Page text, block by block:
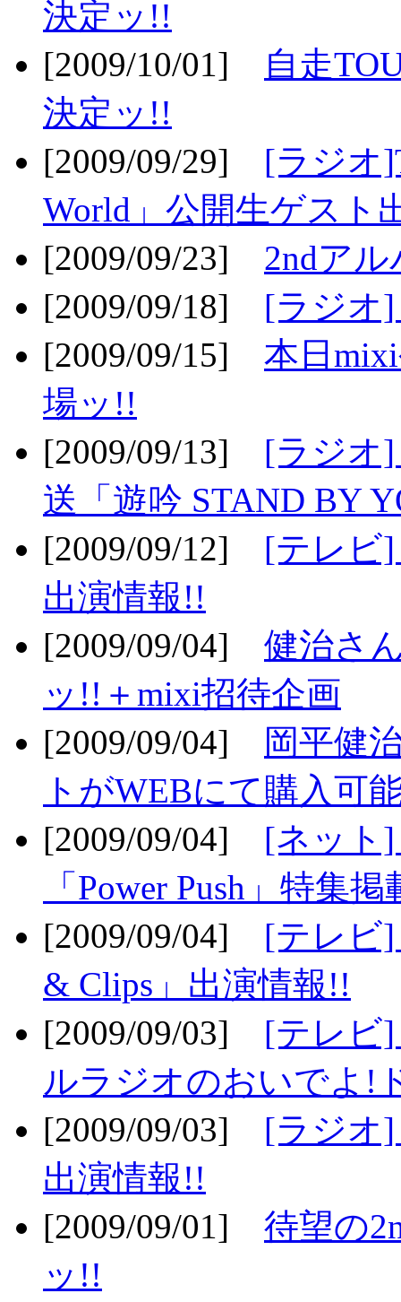
決定ッ!!
[2009/10/01]
自走
決定ッ!!
[2009/09/29] [ラジオ
World」公開生ゲスト
[2009/09/23] 2ndア
[2009/09/18] [ラジオ
[2009/09/15] 本日
場ッ!!
[2009/09/13] [ラジオ]
送「遊吟 STAND BY
[2009/09/12] [テレビ]
出演情報!!
[2009/09/04] 健治さ
ッ!!＋mixi招待企画
[2009/09/04]
岡平健
トがWEBにて購入可
[2009/09/04] [ネット]
「Power Push」特集
[2009/09/04] [テレビ]
& Clips」出演情報!!
[2009/09/03] [テレビ
ルラジオのおいでよ!
[2009/09/03] [ラジオ]
出演情報!!
[2009/09/01] 待望の
ッ!!